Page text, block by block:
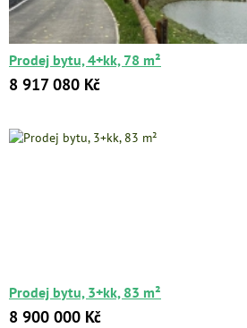
Prodej bytu, 4+kk, 78 m²
8 917 080 Kč
Prodej bytu, 3+kk, 83 m²
8 900 000 Kč